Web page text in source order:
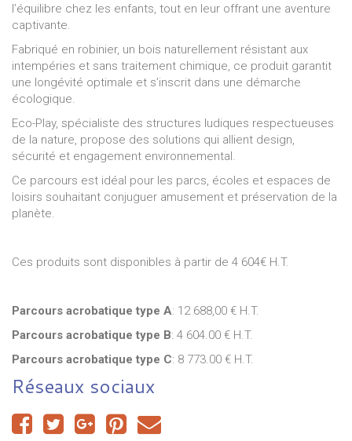
l’équilibre chez les enfants, tout en leur offrant une aventure
captivante.
Fabriqué en robinier, un bois naturellement résistant aux
intempéries et sans traitement chimique, ce produit garantit
une longévité optimale et s’inscrit dans une démarche
écologique.
Eco-Play, spécialiste des structures ludiques respectueuses
de la nature, propose des solutions qui allient design,
sécurité et engagement environnemental.
Ce parcours est idéal pour les parcs, écoles et espaces de
loisirs souhaitant conjuguer amusement et préservation de la
planète.
Ces produits sont disponibles à partir de 4 604€ H.T.
Parcours acrobatique type A: 12 688,00 € H.T.
Parcours acrobatique type B: 4 604.00 € H.T.
Parcours acrobatique type C: 8 773.00 € H.T.
Réseaux sociaux